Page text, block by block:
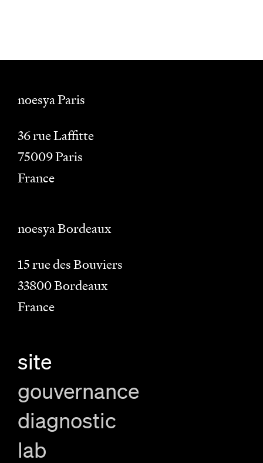
noesya Paris
36 rue Laffitte
75009Paris
France
noesya Bordeaux
15 rue des Bouviers
33800Bordeaux
France
site
gouvernance
diagnostic
lab